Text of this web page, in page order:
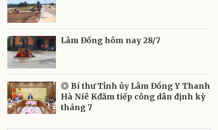
Lâm Đồng hôm nay 28/7
Bí thư Tỉnh ủy Lâm Đồng Y Thanh
Hà Niê Kđăm tiếp công dân định kỳ
tháng 7